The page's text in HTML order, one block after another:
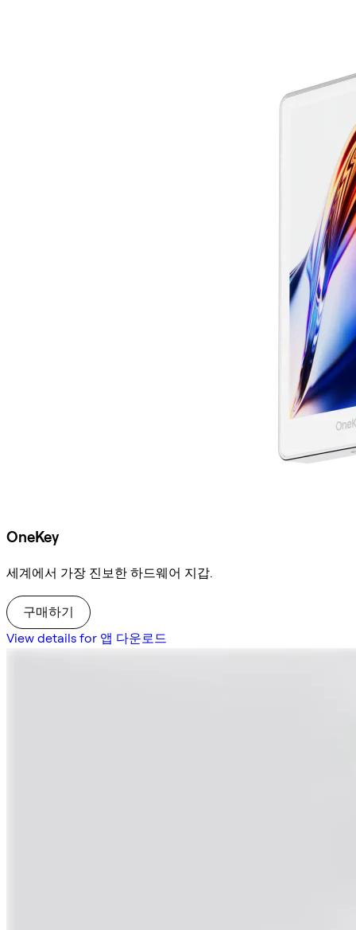
OneKey
세계에서 가장 진보한 하드웨어 지갑.
구매하기
View details for 앱 다운로드